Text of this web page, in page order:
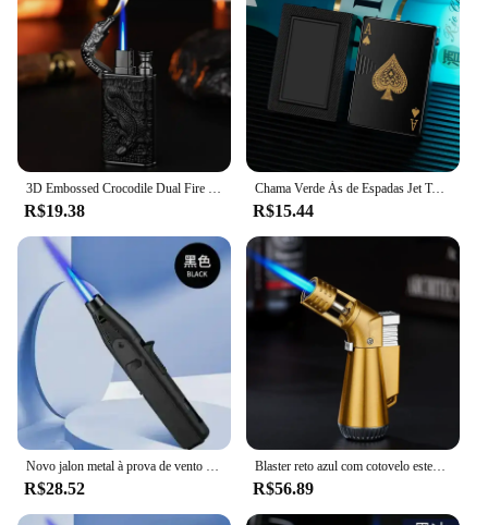
R$19.38
Chama Verde Ás de Espadas Jet Torch Isqueiro, Isqueiro butano recarregável, Isqueiro legal à prova de vento, Poker Design Presente, Novo
R$15.44
R$28.52
Blaster reto azul com cotovelo estendido, pequena pistola de pulverização, pistola de soldagem à prova de vento, acessórios para charuto, pequenas ferramentas masculinas, azul
R$56.89